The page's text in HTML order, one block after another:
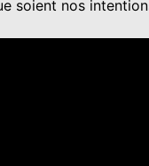
soient nos